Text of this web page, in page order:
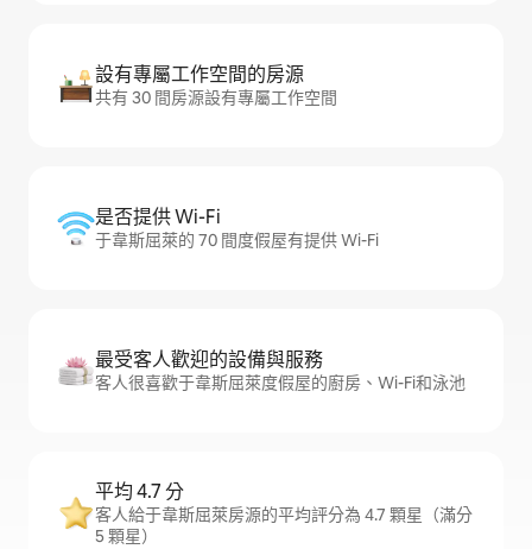
設有專屬工作空間的房源
共有 30 間房源設有專屬工作空間
是否提供 Wi-Fi
于韋斯屈萊的 70 間度假屋有提供 Wi-Fi
最受客人歡迎的設備與服務
客人很喜歡于韋斯屈萊度假屋的廚房、Wi-Fi和泳池
平均 4.7 分
客人給于韋斯屈萊房源的平均評分為 4.7 顆星（滿分
5 顆星）